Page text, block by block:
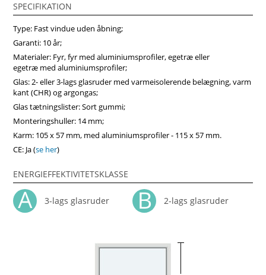
vores danskproducerede trævinduer og døre, perfekt
designet til at forbedre æstetikken og energieffektiviteten i
dit hjem. Vi anbefaler at vælge vores produkter fra midten
af træ, som vil sikre større produktstabilitet, holdbarhed og
i høj grad forlænge produktets levetid. Køb vinduer i
Vinduerpro onlinebutik til billige priser. Vi sikrer høj
fastkarm vindue kvalitet og hurtig levering.
SPECIFIKATION
Type: Fast vindue uden åbning;
Garanti: 10 år;
Materialer: Fyr, fyr med aluminiumsprofiler, egetræ eller
egetræ med aluminiumsprofiler;
Glas: 2- eller 3-lags glasruder med varmeisolerende belægning, varm
kant (CHR) og argongas;
Glas tætningslister: Sort gummi;
Monteringshuller: 14 mm;
Karm: 105 x 57 mm, med aluminiumsprofiler - 115 x 57 mm.
CE: Ja (se her)
ENERGIEFFEKTIVITETSKLASSE
3-lags glasruder 2-lags glasruder